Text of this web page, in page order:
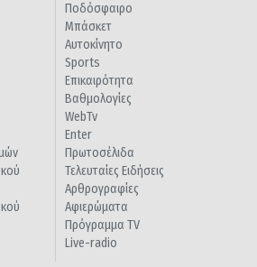
Ποδόσφαιρο
Μπάσκετ
Αυτοκίνητο
Sports
Επικαιρότητα
Βαθμολογίες
WebTv
Enter
Πρωτοσέλιδα
Τελευταίες Ειδήσεις
Αρθρογραφίες
Αφιερώματα
Πρόγραμμα TV
Live-radio